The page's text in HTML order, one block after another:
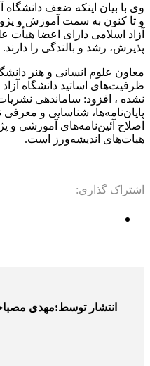
وی با بیان اینکه ضعف
و تا کنون به سمت آموزش و
آزاد اسلامی دارای اعضا
پذیرش، رشد و بالندگی را دارند.
معاون علوم انسانی و هنر
ظرفیت‌های اساتید دانشگاه
نشده ، افزود: ساماندهی
پایان‌نامه‌ها، شناسایی و
اصلاح آئین‌نامه‌های آموزشی
هیات‌های اندیشه‌ورز است.
اشتراک گذاری:
انتشار توسط:مهدی